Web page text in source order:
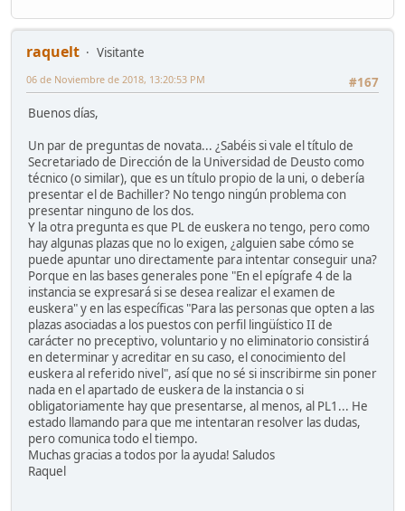
raquelt
Visitante
#167
06 de Noviembre de 2018, 13:20:53 PM
Buenos días,
Un par de preguntas de novata... ¿Sabéis si vale el título de
Secretariado de Dirección de la Universidad de Deusto como
técnico (o similar), que es un título propio de la uni, o debería
presentar el de Bachiller? No tengo ningún problema con
presentar ninguno de los dos.
Y la otra pregunta es que PL de euskera no tengo, pero como
hay algunas plazas que no lo exigen, ¿alguien sabe cómo se
puede apuntar uno directamente para intentar conseguir una?
Porque en las bases generales pone "En el epígrafe 4 de la
instancia se expresará si se desea realizar el examen de
euskera" y en las específicas "Para las personas que opten a las
plazas asociadas a los puestos con perfil lingüístico II de
carácter no preceptivo, voluntario y no eliminatorio consistirá
en determinar y acreditar en su caso, el conocimiento del
euskera al referido nivel", así que no sé si inscribirme sin poner
nada en el apartado de euskera de la instancia o si
obligatoriamente hay que presentarse, al menos, al PL1... He
estado llamando para que me intentaran resolver las dudas,
pero comunica todo el tiempo.
Muchas gracias a todos por la ayuda! Saludos
Raquel